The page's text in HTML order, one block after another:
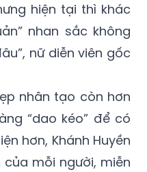
hiện tại thì khác
nhan sắc không
nữ diễn viên gốc
nhân tạo còn hơn
“dao kéo” để có
hơn, Khánh Huyền
mỗi người, miễn